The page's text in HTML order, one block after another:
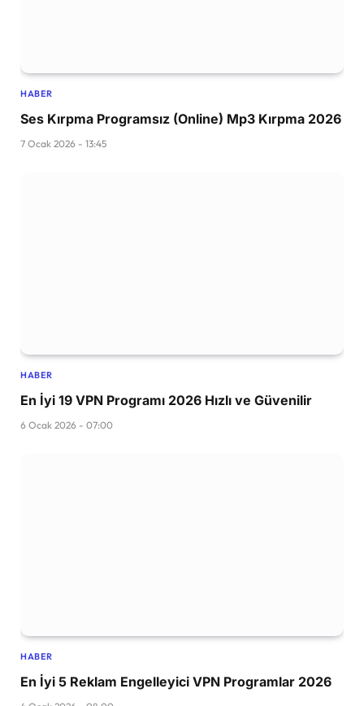
HABER
Ses Kırpma Programsız (Online) Mp3 Kırpma 2026
7 Ocak 2026 - 13:45
HABER
En İyi 19 VPN Programı 2026 Hızlı ve Güvenilir
6 Ocak 2026 - 07:00
HABER
En İyi 5 Reklam Engelleyici VPN Programlar 2026